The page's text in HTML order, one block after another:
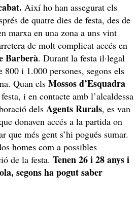
Així ho han assegurat els
de quatre dies de festa, des de
marxa en una zona a uns vint
de molt complicat accés en
Barberà. Durant la festa il·legal
800 i 1.000 persones, segons els
Quan elsMossos d’Esquadra
i en contacte amb l’alcaldessa
delsAgents Rurals, es van
donaven accés a la partida on
que més gent s’hi pogués sumar.
homes com a possibles
de la festa. Tenen 26 i 28 anys i
segons ha pogut saber